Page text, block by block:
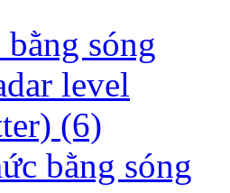
sóng
level
(6)
bằng sóng